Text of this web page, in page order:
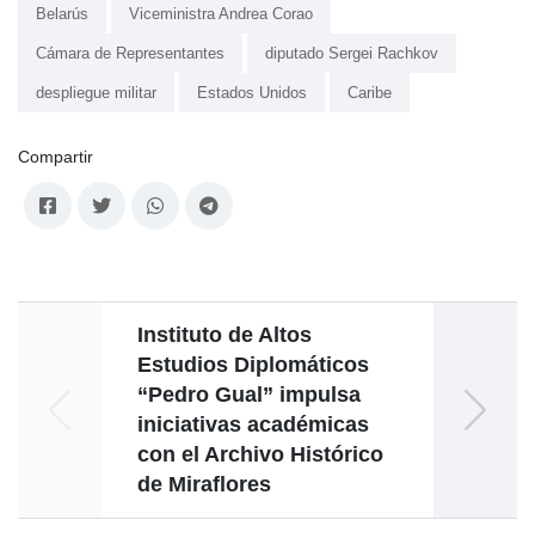
Belarús Viceministra Andrea Corao
Cámara de Representantes diputado Sergei Rachkov
despliegue militar Estados Unidos Caribe
Compartir
Instituto de Altos
Estudios Diplomáticos
“Pedro Gual” impulsa
iniciativas académicas
con el Archivo Histórico
de Miraflores